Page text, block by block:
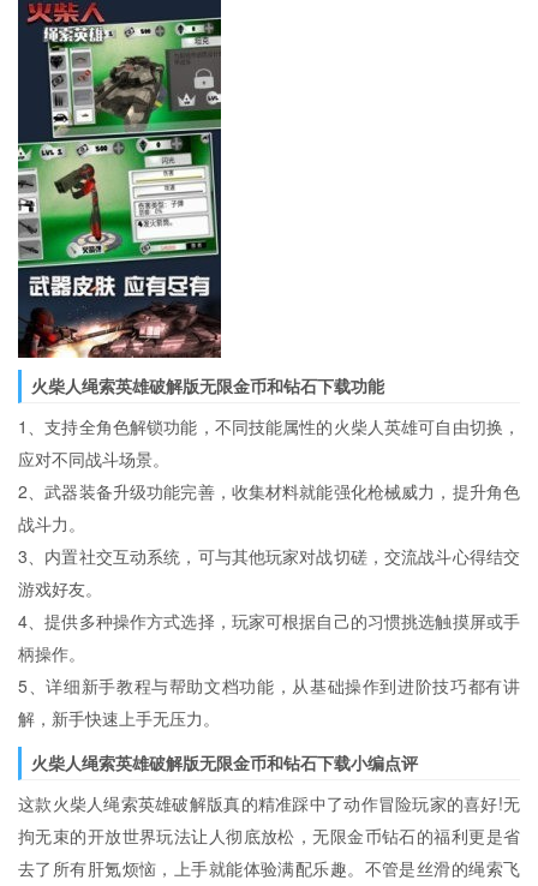
火柴人绳索英雄破解版无限金币和钻石下载功能
1、支持全角色解锁功能，不同技能属性的火柴人英雄可自由切换，
应对不同战斗场景。
2、武器装备升级功能完善，收集材料就能强化枪械威力，提升角色
战斗力。
3、内置社交互动系统，可与其他玩家对战切磋，交流战斗心得结交
游戏好友。
4、提供多种操作方式选择，玩家可根据自己的习惯挑选触摸屏或手
柄操作。
5、详细新手教程与帮助文档功能，从基础操作到进阶技巧都有讲
解，新手快速上手无压力。
火柴人绳索英雄破解版无限金币和钻石下载小编点评
这款火柴人绳索英雄破解版真的精准踩中了动作冒险玩家的喜好!无
拘无束的开放世界玩法让人彻底放松，无限金币钻石的福利更是省
去了所有肝氪烦恼，上手就能体验满配乐趣。不管是丝滑的绳索飞